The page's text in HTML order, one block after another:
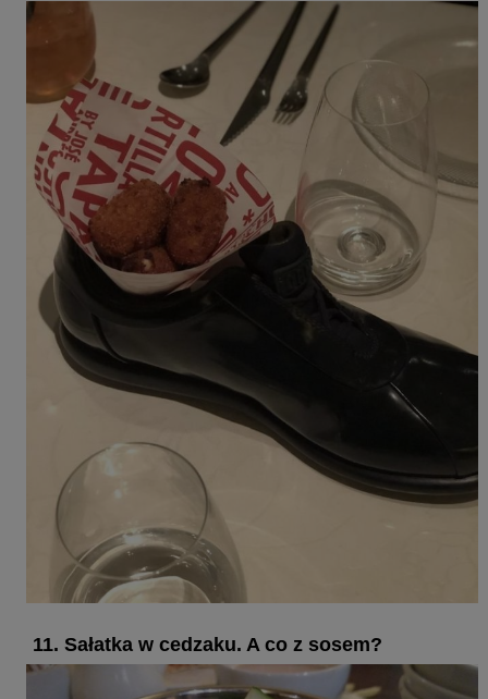
11. Sałatka w cedzaku. A co z sosem?